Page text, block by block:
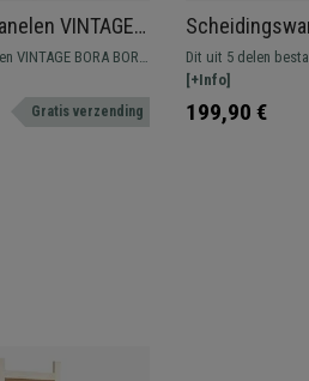
Houten
BORA BORA
voor het indelen van
Gratis verzending
CITY,
Houten frame
Dit uit 5 delen
combineert design
ruimtes onder te
urban sfeer aan
[+Info]
199,90 €